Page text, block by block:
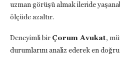
uzman görüşü almak ileride
ölçüde azaltır.
Deneyimli bir Çorum Avukat,
durumlarını analiz ederek en